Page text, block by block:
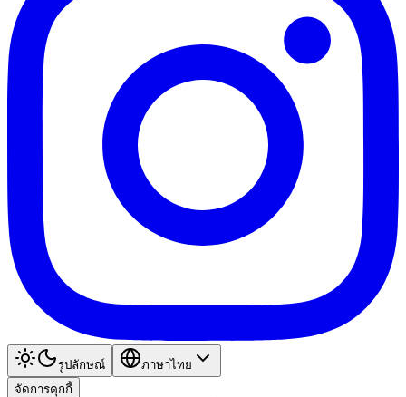
รูปลักษณ์
ภาษาไทย
จัดการคุกกี้